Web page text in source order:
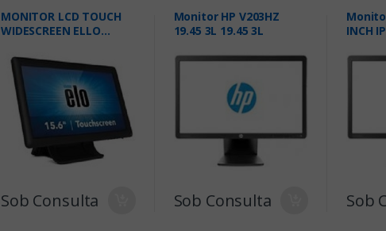
MONITOR LCD TOUCH
WIDESCREEN ELLO
E534869
Sob Consulta
Monitor HP V203HZ
19.45 3L 19.45 3L
Sob Consulta
INCH
Sob